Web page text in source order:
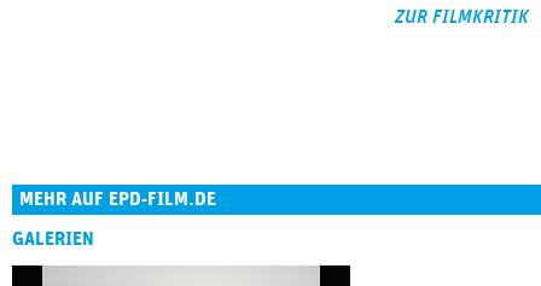
ZUR FILMKRITIK
MEHR AUF EPD-FILM.DE
GALERIEN